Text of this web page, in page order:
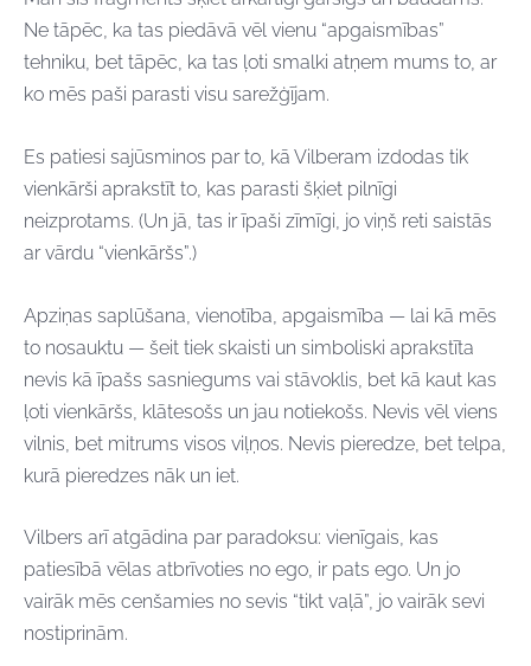
Ne tāpēc, ka tas piedāvā vēl vienu “apgaismības”
tehniku, bet tāpēc, ka tas ļoti smalki atņem mums to, ar
ko mēs paši parasti visu sarežģījam.
Es patiesi sajūsminos par to, kā Vilberam izdodas tik
vienkārši aprakstīt to, kas parasti šķiet pilnīgi
neizprotams. (Un jā, tas ir īpaši zīmīgi, jo viņš reti saistās
ar vārdu “vienkāršs”.)
Apziņas saplūšana, vienotība, apgaismība — lai kā mēs
to nosauktu — šeit tiek skaisti un simboliski aprakstīta
nevis kā īpašs sasniegums vai stāvoklis, bet kā kaut kas
ļoti vienkāršs, klātesošs un jau notiekošs. Nevis vēl viens
vilnis, bet mitrums visos viļņos. Nevis pieredze, bet telpa,
kurā pieredzes nāk un iet.
Vilbers arī atgādina par paradoksu: vienīgais, kas
patiesībā vēlas atbrīvoties no ego, ir pats ego. Un jo
vairāk mēs cenšamies no sevis “tikt vaļā”, jo vairāk sevi
nostiprinām.